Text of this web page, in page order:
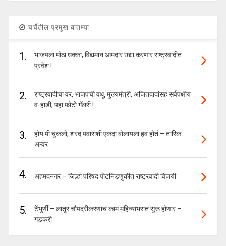
चर्चेतील प्रमुख बातम्या
1.
भाजपला मोठा धक्का, विद्यमान आमदार उद्या करणार राष्ट्रवादीत
प्रवेश !
2.
राष्ट्रवादीचा वर, भाजपची वधू, मुख्यमंत्री, अजितदादांसह सर्वपक्षीय
व-हाडी, पहा फोटो गॅलरी !
3.
होय मी चुकलो, शरद पवारांशी एकदा बोलायला हवं होतं – तारिक
अन्वर
4. अहमदनगर – जिल्हा परिषद पोटनिडणुकीत राष्ट्रवादी विजयी
5.
टेंभुर्णी – लातूर चौपदरीकरणाचं काम महिन्याभरात सुरू होणार –
गडकरी